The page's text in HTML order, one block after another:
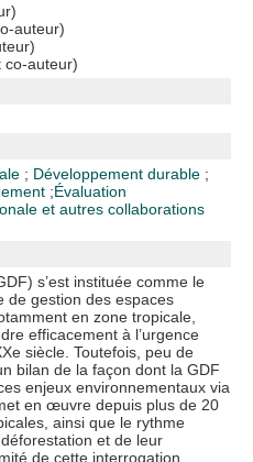
auteur)
co-auteur)
; Développement durable ;
;Évaluation
et autres collaborations
s’est instituée comme le
de gestion des espaces
en zone tropicale,
efficacement à l’urgence
siècle. Toutefois, peu de
bilan de la façon dont la GDF
enjeux environnementaux via
en œuvre depuis plus de 20
ainsi que le rythme
et de leur
de cette interrogation.